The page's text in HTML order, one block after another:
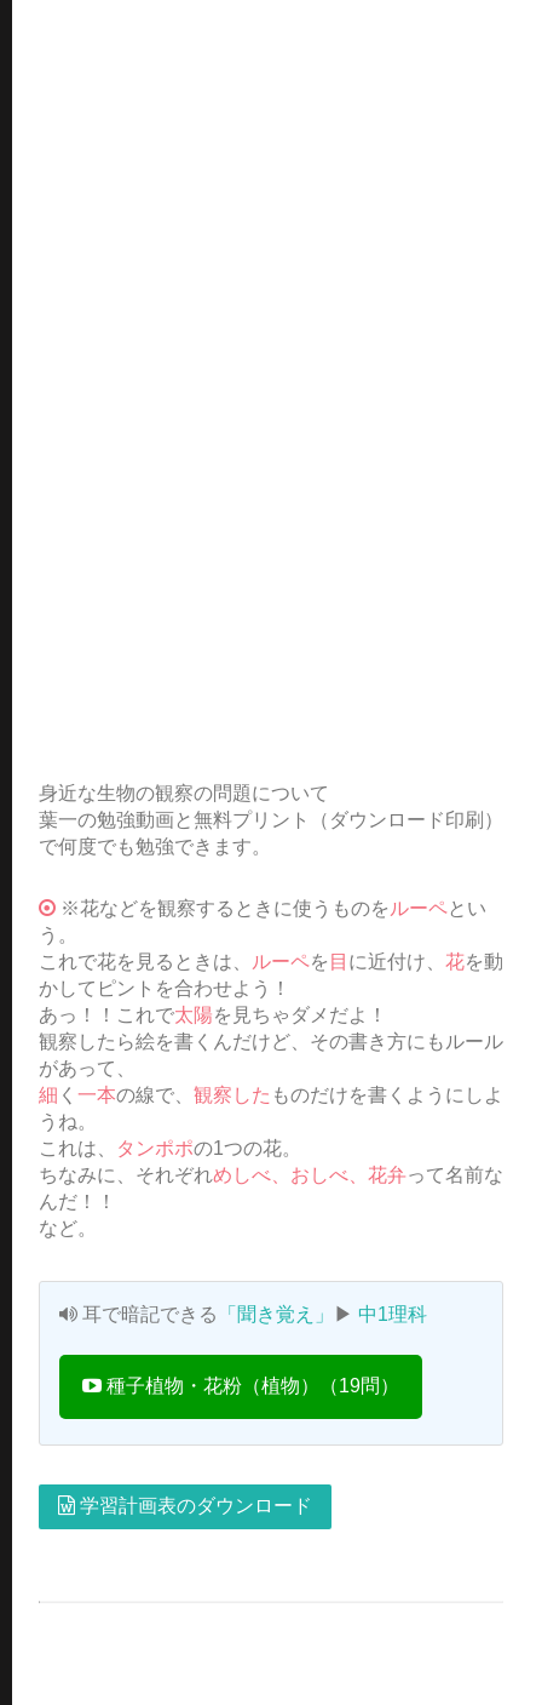
身近な生物の観察の問題について
葉一の勉強動画と無料プリント（ダウンロード印刷）
で何度でも勉強できます。
※花などを観察するときに使うものを ルーペとい
う。
これで花を見るときは、
ルーペを 目 に近付け、 花を動
かしてピントを合わせよう！
あっ！！これで太陽を見ちゃダメだよ！
観察したら絵を書くんだけど、その書き方にもルール
があって、
細 く 一本の線で、 観察した ものだけを書くようにしよ
うね。
これは、
タンポポの1つの花。
ちなみに、それぞれめしべ、おしべ、花弁って名前な
んだ！！
など。
耳で暗記できる 「聞き覚え」 ▶ 中1理科
種子植物・花粉（植物）（19問）
学習計画表のダウンロード